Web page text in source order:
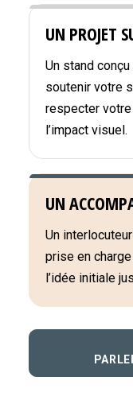
UN PROJET
Un stand
soutenir votre
respecter
l’impact visuel.
UN
Un
prise en
l’idée initiale